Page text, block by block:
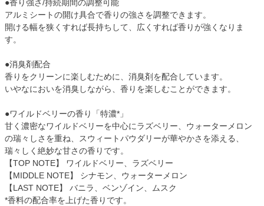
●香り強さ/持続期間の調整可能
アルミシートの開け具合で香りの強さを調整できます。
開ける幅を狭くすれば長持ちして、広くすれば香りが強くなりま
す。
●消臭剤配合
香りをクリーンに楽しむために、消臭剤を配合しています。
いやなにおいを消臭しながら、香りを楽しむことができます。
●ワイルドベリーの香り「特濃*」
甘く濃密なワイルドベリーを中心にラズベリー、ウォーターメロン
の瑞々しさを重ね、スウィートパウダリーが華やかさを添える、
瑞々しく絶妙な甘さの香りです。
【TOP NOTE】 ワイルドベリー、ラズベリー
【MIDDLE NOTE】 シナモン、ウォーターメロン
【LAST NOTE】 バニラ、ベンゾイン、ムスク
*香料の配合率を上げた香りです。